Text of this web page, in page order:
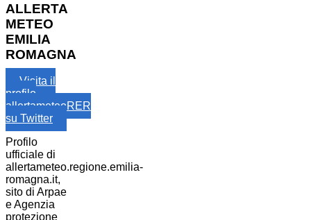
ALLERTA
METEO
EMILIA
ROMAGNA
Visita il
profilo
allertameteoRER
su Twitter
Profilo
ufficiale di
allertameteo.regione.emilia-
romagna.it,
sito di Arpae
e Agenzia
protezione